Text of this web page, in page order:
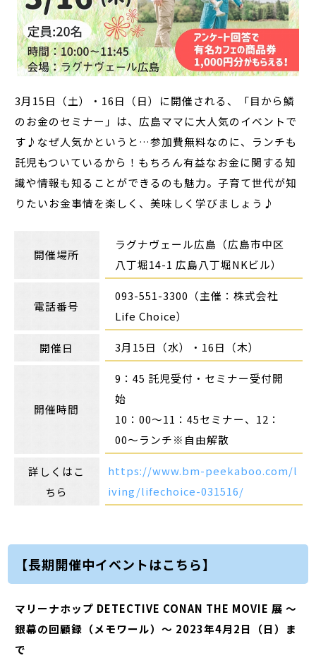
3月15日（土）・16日（日）に開催される、「目から鱗
のお金のセミナー」は、広島ママに大人気のイベントで
す♪なぜ人気かというと…参加費無料なのに、ランチも
託児もついているから！もちろん有益なお金に関する知
識や情報も知ることができるのも魅力。子育て世代が知
りたいお金事情を楽しく、美味しく学びましょう♪
開催場所
ラグナヴェール広島（広島市中区
八丁堀14-1 広島八丁堀NKビル）
電話番号
093-551-3300（主催：株式会社
Life Choice）
開催日 3月15日（水）・16日（木）
開催時間
9：45 託児受付・セミナー受付開
始
10：00～11：45セミナー、12：
00～ランチ※自由解散
詳しくはこ
ちら
https://www.bm-peekaboo.com/l
iving/lifechoice-031516/
【長期開催中イベントはこちら】
マリーナホップ DETECTIVE CONAN THE MOVIE 展 〜
銀幕の回顧録（メモワール）〜 2023年4⽉2⽇（⽇）ま
で